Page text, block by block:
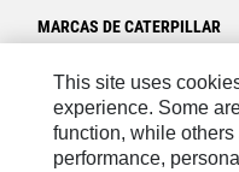
MARCAS DE CATERPILLAR
Caterpillar.com
Caterpillar Contacto
This site uses
experience. Some
function, while others
performance,